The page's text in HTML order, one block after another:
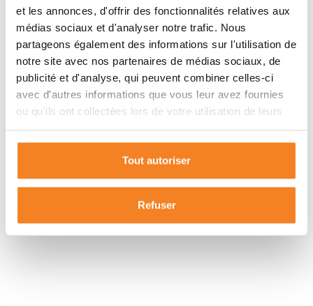
et les annonces, d'offrir des fonctionnalités relatives aux
médias sociaux et d'analyser notre trafic. Nous
partageons également des informations sur l'utilisation de
notre site avec nos partenaires de médias sociaux, de
publicité et d'analyse, qui peuvent combiner celles-ci
avec d'autres informations que vous leur avez fournies
ou qu'ils ont collectées lors de votre utilisation de leurs
Tout autoriser
Refuser
Bessens
82170